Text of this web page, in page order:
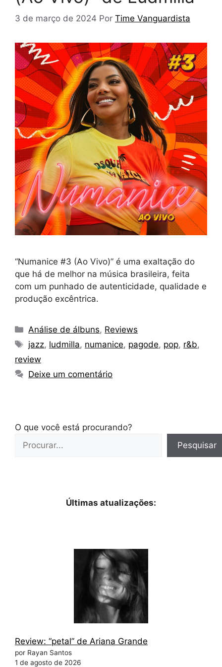
3 de março de 2024 Por Time Vanguardista
“Numanice #3 (Ao Vivo)” é uma exaltação do
que há de melhor na música brasileira, feita
com um punhado de autenticidade, qualidade e
produção excêntrica.
Categorias
Análise de álbuns, Reviews
Tags
jazz, ludmilla, numanice, pagode, pop, r&b,
review
Deixe um comentário
O que você está procurando?
Pesquisar
Últimas atualizações:
Review: “petal” de Ariana Grande
por Rayan Santos
1 de agosto de 2026